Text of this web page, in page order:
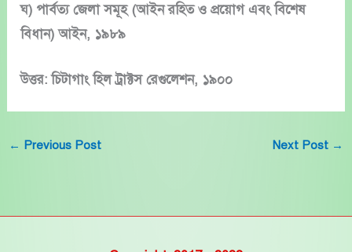
ঘ) পার্বত্য জেলা সমূহ (আইন রহিত ও প্রয়োগ এবং বিশেষ
বিধান) আইন, ১৯৮৯
উত্তর: চিটাগাং হিল ট্রাক্টস রেগুলেশন, ১৯০০
← Previous Post Next Post →